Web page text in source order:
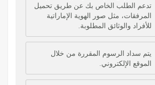
تدعم الطلب الخاص بك عن طريق تحميل
المرفقات، مثل صور الهوية الإماراتية
للأفراد والوثائق المطلوبة.
يتم سداد الرسوم المقررة من خلال
الموقع الإلكتروني.